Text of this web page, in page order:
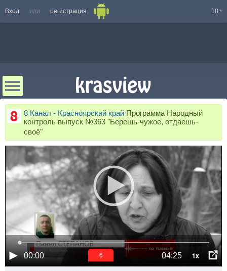
Вход или регистрация 18+
8 Канал - Красноярский край Программа Народный
контроль выпуск №363 "Берешь-чужое, отдаешь-
своё"
00:00 04:25 1x
6